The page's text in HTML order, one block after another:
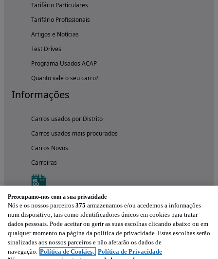
Tarifário Particulares
Tarifário Profissionais
Artigos e Notícias
Test Drives
Programa Usados ACAP
Quanto vale o seu carro?
Informações
Carros usados por Distrito
Carros usados mais procurados
Carros Novos
Carreiras
Preocupamo-nos com a sua privacidade
Nós e os nossos parceiros 375 armazenamos e/ou acedemos a informações
num dispositivo, tais como identificadores únicos em cookies para tratar
dados pessoais. Pode aceitar ou gerir as suas escolhas clicando abaixo ou em
qualquer momento na página da política de privacidade. Estas escolhas serão
sinalizadas aos nossos parceiros e não afetarão os dados de
navegação. Política de Cookies, Política de Privacidade